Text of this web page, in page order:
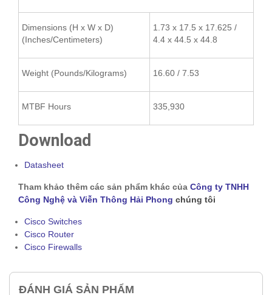
Dimensions (H x W x D)
(Inches/Centimeters)
1.73 x 17.5 x 17.625 /
4.4 x 44.5 x 44.8
Weight (Pounds/Kilograms) 16.60 / 7.53
MTBF Hours 335,930
Download
Datasheet
Tham khảo thêm các sản phẩm khác của Công ty TNHH
Công Nghệ và Viễn Thông Hải Phong chúng tôi
Cisco Switches
Cisco Router
Cisco Firewalls
ĐÁNH GIÁ SẢN PHẨM